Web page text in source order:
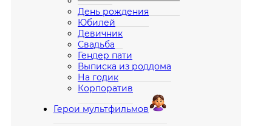
День рождения
Юбилей
Девичник
Свадьба
Гендер пати
Выписка из роддома
На годик
Корпоратив
Герои мультфильмов